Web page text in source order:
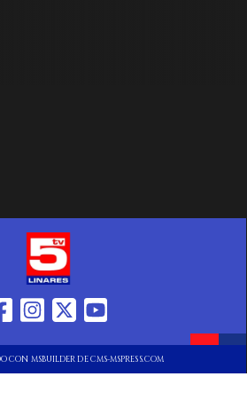
CON MSBUILDER DE CMS-MSPRESS.COM